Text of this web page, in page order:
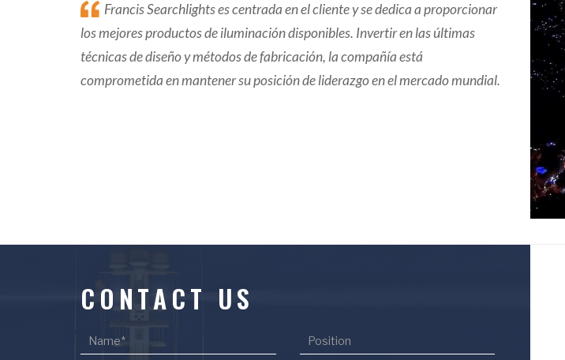
Francis Searchlights es centrada en el cliente y se dedica a proporcionar
los mejores productos de iluminación disponibles. Invertir en las últimas
técnicas de diseño y métodos de fabricación, la compañía está
comprometida en mantener su posición de liderazgo en el mercado mundial.
CONTACT US